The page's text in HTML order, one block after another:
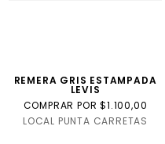
REMERA GRIS ESTAMPADA
LEVIS
COMPRAR POR $1.100,00
LOCAL PUNTA CARRETAS